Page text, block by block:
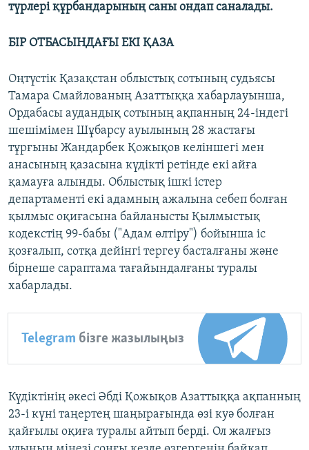
түрлері құрбандарының саны ондап саналады.
БІР ОТБАСЫНДАҒЫ ЕКІ ҚАЗА
Оңтүстік Қазақстан облыстық сотының судьясы
Тамара Смайлованың Азаттыққа хабарлауынша,
Ордабасы аудандық сотының ақпанның 24-індегі
шешімімен Шұбарсу ауылының 28 жастағы
тұрғыны Жандарбек Қожықов келіншегі мен
анасының қазасына күдікті ретінде екі айға
қамауға алынды. Облыстық ішкі істер
департаменті екі адамның ажалына себеп болған
қылмыс оқиғасына байланысты Қылмыстық
кодекстің 99-бабы ("Адам өлтіру") бойынша іс
қозғалып, сотқа дейінгі тергеу басталғаны және
бірнеше сараптама тағайындалғаны туралы
хабарлады.
Telegram бізге жазылыңыз
Күдіктінің әкесі Әбді Қожықов Азаттыққа ақпанның
23-і күні таңертең шаңырағында өзі куә болған
қайғылы оқиға туралы айтып берді. Ол жалғыз